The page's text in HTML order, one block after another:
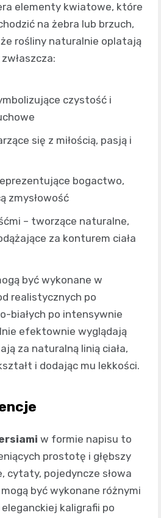
elementy kwiatowe, które
na żebra lub brzuch,
rośliny naturalnie oplatają
czystość i
się z miłością, pasją i
bogactwo,
zmysłowość
– tworzące naturalne,
za konturem ciała
być wykonane w
realistycznych po
białych po intensywnie
efektownie wyglądają
za naturalną linią ciała,
i dodając mu lekkości.
w formie napisu to
prostotę i głębszy
cytaty, pojedyncze słowa
być wykonane różnymi
kaligrafii po